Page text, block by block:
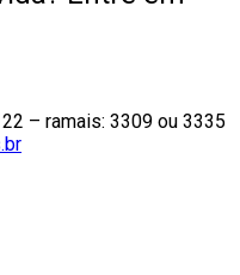
– ramais: 3309 ou 3335